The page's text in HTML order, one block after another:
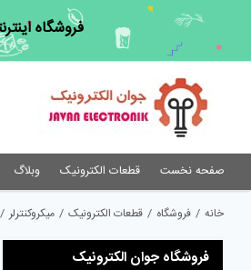
content
فروشگاه
صفحه نخست قطعات الکترونیک وبلاگ
خانه / فروشگاه / قطعات الکترونیک / میکروکنترلر /
فروشگاه جوان الکترونیک